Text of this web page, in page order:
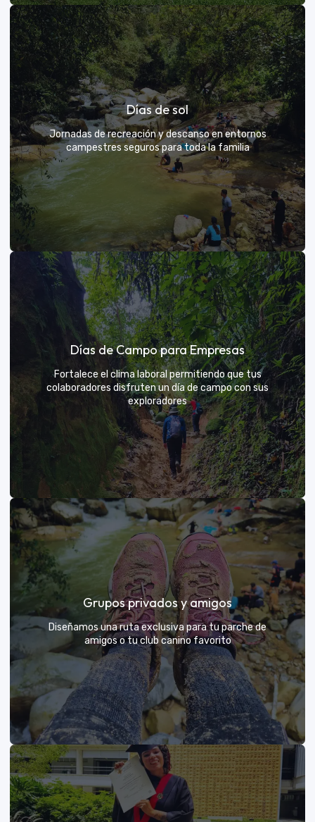
Rutas grupales clásicas
Únete a la manada y descubre nuevos senderos
VER MÁS
Días de sol
Jornadas de recreación y descanso en entornos
campestres seguros para toda la familia
Días de sol
Un respiro campestre diseñado para el descanso y la
diversión de todos
VER MÁS
Días de Campo para Empresas
Fortalece el clima laboral permitiendo que tus
colaboradores disfruten un día de campo con sus
exploradores
Días de Campo para Empresas
El mejor beneficio para tu equipo: compartir con sus
exploradores y fortalecer lazos rodeados de
naturaleza
VER MÁS
Grupos privados y amigos
Diseñamos una ruta exclusiva para tu parche de
amigos o tu club canino favorito